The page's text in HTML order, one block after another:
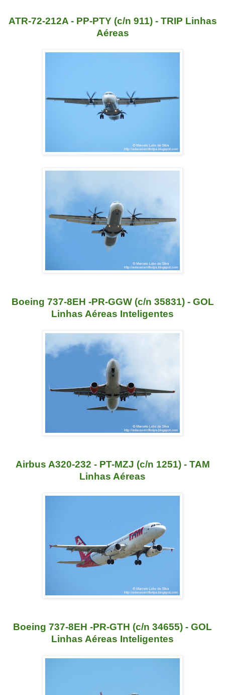
ATR-72-212A - PP-PTY (c/n 911) - TRIP Linhas
Aéreas
Boeing 737-8EH -PR-GGW (c/n 35831) - GOL
Linhas Aéreas Inteligentes
Airbus A320-232 - PT-MZJ (c/n 1251) - TAM
Linhas Aéreas
Boeing 737-8EH -PR-GTH (c/n 34655) - GOL
Linhas Aéreas Inteligentes